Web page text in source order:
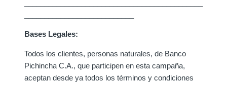
Bases Legales:
Todos los clientes, personas naturales, de Banco
Pichincha C.A., que participen en esta campaña,
aceptan desde ya todos los términos y condiciones